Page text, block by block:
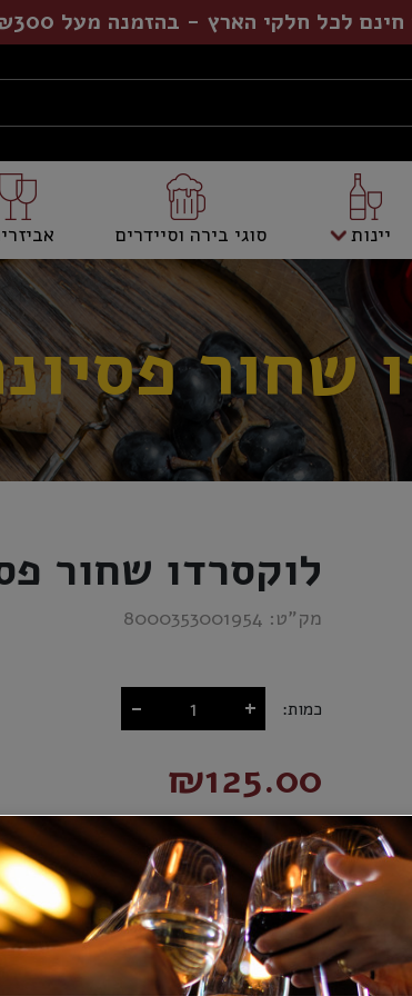
לכל חלקי הארץ - בהזמנה מעל ₪300
יינות סוגי בירה וסיידרים
שחור
לוקסרדו שחור
מק”ט: 8000353001954
כמות: - +
₪125.00
הוסף לסל
מידע נוסף אספקה ומשלוחים